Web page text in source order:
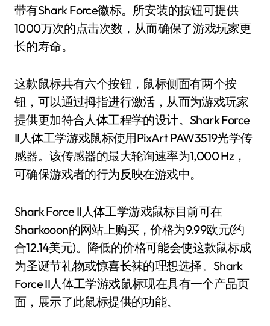
带有Shark Force徽标。所安装的按钮可提供
1000万次的点击次数，从而确保了游戏玩家更
长的寿命。
这款鼠标共有六个按钮，鼠标侧面有两个按
钮，可以通过拇指进行激活，从而为游戏玩家
提供更加符合人体工程学的设计。Shark Force
II人体工学游戏鼠标使用PixArt PAW3519光学传
感器。该传感器的最大轮询速率为1,000 Hz，
可确保游戏者的行为反映在游戏中。
Shark Force II人体工学游戏鼠标目前可在
Sharkooon的网站上购买，价格为9.99欧元(约
合12.14美元)。降低的价格可能会使这款鼠标成
为圣诞节礼物或惊喜长袜的理想选择。Shark
Force II人体工学游戏鼠标现在具有一个产品页
面，展示了此鼠标提供的功能。